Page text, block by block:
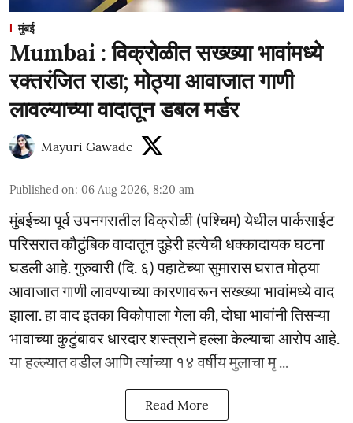
मुंबई
Mumbai : विक्रोळीत सख्ख्या भावांमध्ये
रक्तरंजित राडा; मोठ्या आवाजात गाणी
लावल्याच्या वादातून डबल मर्डर
Mayuri Gawade
Published on: 06 Aug 2026, 8:20 am
मुंबईच्या पूर्व उपनगरातील विक्रोळी (पश्चिम) येथील पार्कसाईट
परिसरात कौटुंबिक वादातून दुहेरी हत्येची धक्कादायक घटना
घडली आहे. गुरुवारी (दि. ६) पहाटेच्या सुमारास घरात मोठ्या
आवाजात गाणी लावण्याच्या कारणावरून सख्ख्या भावांमध्ये वाद
झाला. हा वाद इतका विकोपाला गेला की, दोघा भावांनी तिसऱ्या
भावाच्या कुटुंबावर धारदार शस्त्राने हल्ला केल्याचा आरोप आहे.
या हल्ल्यात वडील आणि त्यांच्या १४ वर्षीय मुलाचा मृ ...
Read More